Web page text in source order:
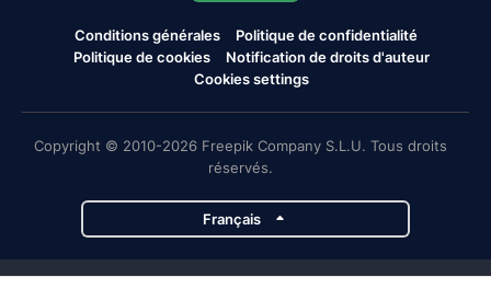
Conditions générales
Politique de confidentialité
Politique de cookies
Notification de droits d'auteur
Cookies settings
Copyright © 2010-2026 Freepik Company S.L.U. Tous droits
réservés.
Français